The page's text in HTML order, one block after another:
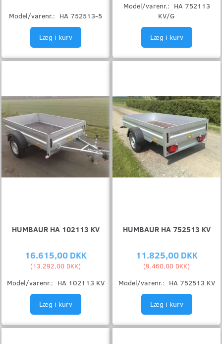
Model/varenr.: HA 752513-5
Læg i kurv
Model/varenr.: HA 752113
KV/G
Læg i kurv
HUMBAUR HA 102113 KV
16.615,00 DKK
(13.292,00 DKK)
Model/varenr.: HA 102113 KV
Læg i kurv
HUMBAUR HA 752513 KV
11.825,00 DKK
(9.460,00 DKK)
Model/varenr.: HA 752513 KV
Læg i kurv